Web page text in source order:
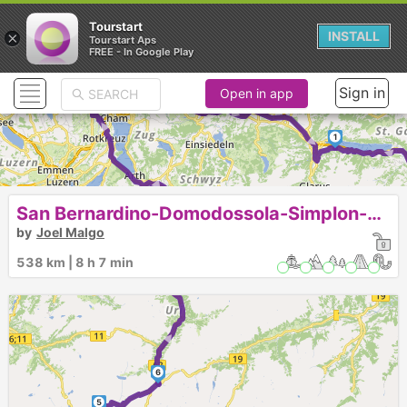
►
► ► ► ►
► ► ► ►1
5
6
Open in app Sign in
San Bernardino-Domodossola-Simplon-Furka-Andermatt
by Joel Malgo
538 km | 8 h 7 min
×
Tourstart
Tourstart Aps
FREE - In Google Play
INSTALL